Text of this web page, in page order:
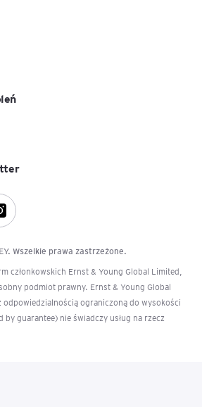
Wszelkie prawa zastrzeżone.
członkowskich Ernst & Young Global Limited,
podmiot prawny. Ernst & Young Global
odpowiedzialnością ograniczoną do wysokości
guarantee) nie świadczy usług na rzecz